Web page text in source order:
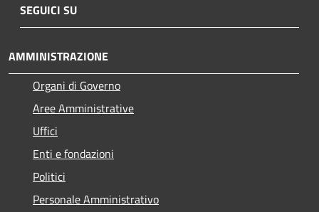
SEGUICI SU
AMMINISTRAZIONE
Organi di Governo
Aree Amministrative
Uffici
Enti e fondazioni
Politici
Personale Amministrativo